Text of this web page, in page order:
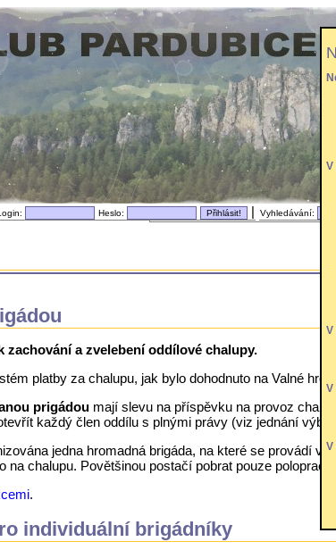
Heslo: | Vyhledávání:
zachování a zvelebení oddílové chalupy.
platby za chalupu, jak bylo dohodnuto na Valné
prigádou mají slevu na příspěvku na provoz
každý člen oddílu s plnými právy (viz jednání
jedna hromadná brigáda, na které se provádí
na chalupu. Povětšinou postačí pobrat pouze
.
individuální brigádníky
V
V
V
V